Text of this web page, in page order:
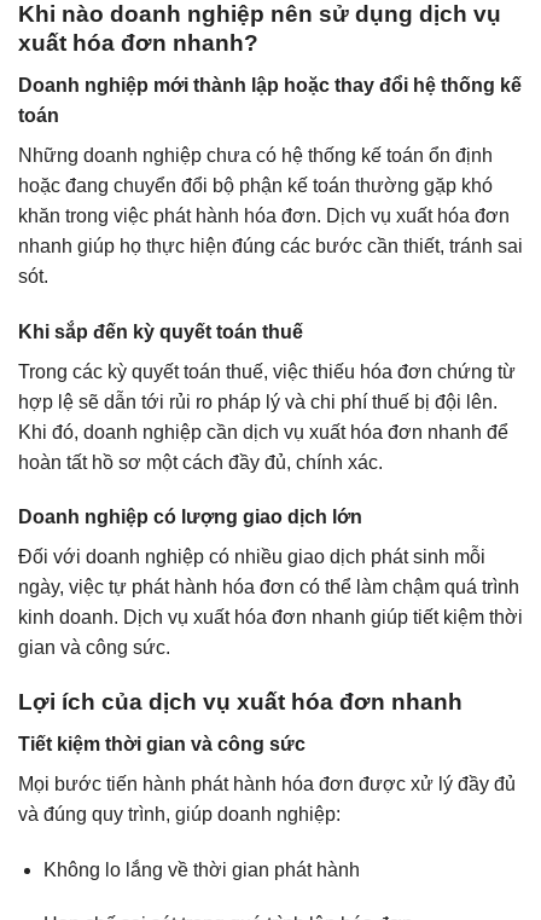
Khi nào doanh nghiệp nên sử dụng dịch vụ
xuất hóa đơn nhanh?
Doanh nghiệp mới thành lập hoặc thay đổi hệ thống kế
toán
Những doanh nghiệp chưa có hệ thống kế toán ổn định
hoặc đang chuyển đổi bộ phận kế toán thường gặp khó
khăn trong việc phát hành hóa đơn. Dịch vụ xuất hóa đơn
nhanh giúp họ thực hiện đúng các bước cần thiết, tránh sai
sót.
Khi sắp đến kỳ quyết toán thuế
Trong các kỳ quyết toán thuế, việc thiếu hóa đơn chứng từ
hợp lệ sẽ dẫn tới rủi ro pháp lý và chi phí thuế bị đội lên.
Khi đó, doanh nghiệp cần dịch vụ xuất hóa đơn nhanh để
hoàn tất hồ sơ một cách đầy đủ, chính xác.
Doanh nghiệp có lượng giao dịch lớn
Đối với doanh nghiệp có nhiều giao dịch phát sinh mỗi
ngày, việc tự phát hành hóa đơn có thể làm chậm quá trình
kinh doanh. Dịch vụ xuất hóa đơn nhanh giúp tiết kiệm thời
gian và công sức.
Lợi ích của dịch vụ xuất hóa đơn nhanh
Tiết kiệm thời gian và công sức
Mọi bước tiến hành phát hành hóa đơn được xử lý đầy đủ
và đúng quy trình, giúp doanh nghiệp:
Không lo lắng về thời gian phát hành